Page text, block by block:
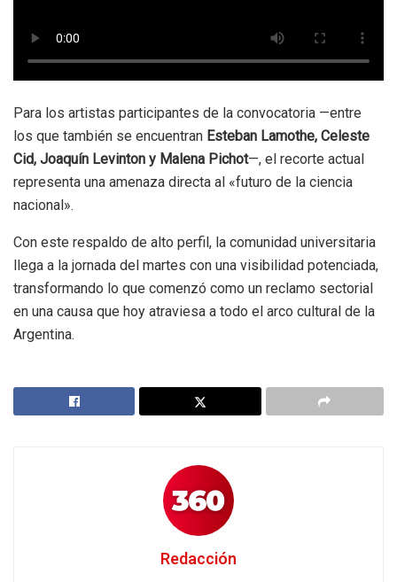
Para los artistas participantes de la convocatoria —entre
los que también se encuentran Esteban Lamothe, Celeste
Cid, Joaquín Levinton y Malena Pichot—, el recorte actual
representa una amenaza directa al «futuro de la ciencia
nacional».
Con este respaldo de alto perfil, la comunidad universitaria
llega a la jornada del martes con una visibilidad potenciada,
transformando lo que comenzó como un reclamo sectorial
en una causa que hoy atraviesa a todo el arco cultural de la
Argentina.
Redacción